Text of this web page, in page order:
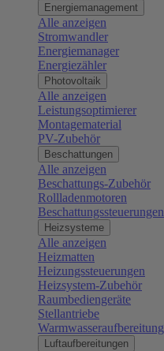
Energiemanagement
Alle anzeigen
Stromwandler
Energiemanager
Energiezähler
Photovoltaik
Alle anzeigen
Leistungsoptimierer
Montagematerial
PV-Zubehör
Beschattungen
Alle anzeigen
Beschattungs-Zubehör
Rollladenmotoren
Beschattungssteuerungen
Heizsysteme
Alle anzeigen
Heizmatten
Heizungssteuerungen
Heizsystem-Zubehör
Raumbediengeräte
Stellantriebe
Warmwasseraufbereitung
Luftaufbereitungen